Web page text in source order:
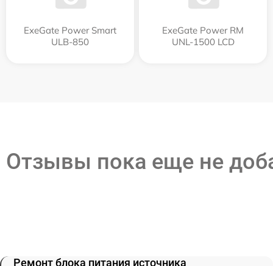
ExeGate Power Smart
ULB-850
ExeGate Power RM
UNL-1500 LCD
Отзывы пока еще не
Ремонт блока питания источника